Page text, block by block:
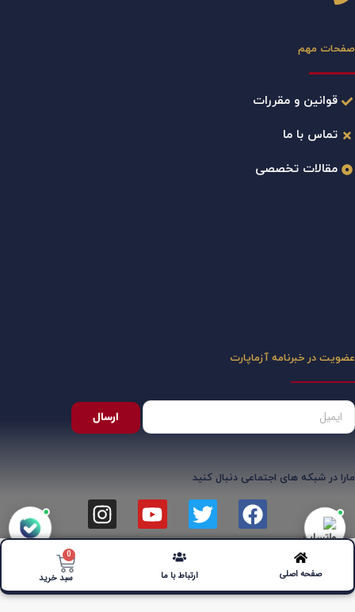
صفحات مهم
قوانین و مقررات
تماس با ما
مقالات تخصصی
عضویت در خبرنامه آزماپارت
ارسال
مارا در شبکه های اجتماعی دنبال کنید
صفحه اصلی ارتباط با ما
0
سبد خرید